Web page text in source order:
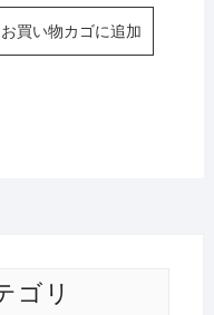
お買い物カゴに追加
ゴリ